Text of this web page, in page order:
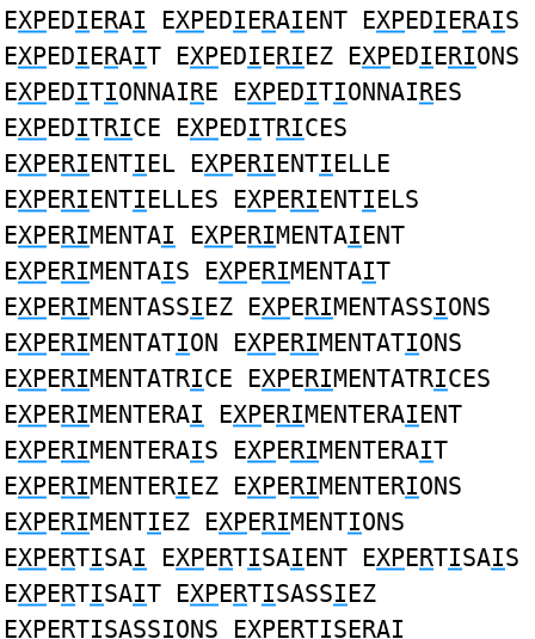
EXPEDIERAI EXPEDIERAIENT EXPEDIERAIS
EXPEDIERAIT EXPEDIERIEZ EXPEDIERIONS
EXPEDITIONNAIRE EXPEDITIONNAIRES
EXPEDITRICE EXPEDITRICES
EXPERIENTIEL EXPERIENTIELLE
EXPERIENTIELLES EXPERIENTIELS
EXPERIMENTAI EXPERIMENTAIENT
EXPERIMENTAIS EXPERIMENTAIT
EXPERIMENTASSIEZ EXPERIMENTASSIONS
EXPERIMENTATION EXPERIMENTATIONS
EXPERIMENTATRICE EXPERIMENTATRICES
EXPERIMENTERAI EXPERIMENTERAIENT
EXPERIMENTERAIS EXPERIMENTERAIT
EXPERIMENTERIEZ EXPERIMENTERIONS
EXPERIMENTIEZ EXPERIMENTIONS
EXPERTISAI EXPERTISAIENT EXPERTISAIS
EXPERTISAIT EXPERTISASSIEZ
EXPERTISASSIONS EXPERTISERAI